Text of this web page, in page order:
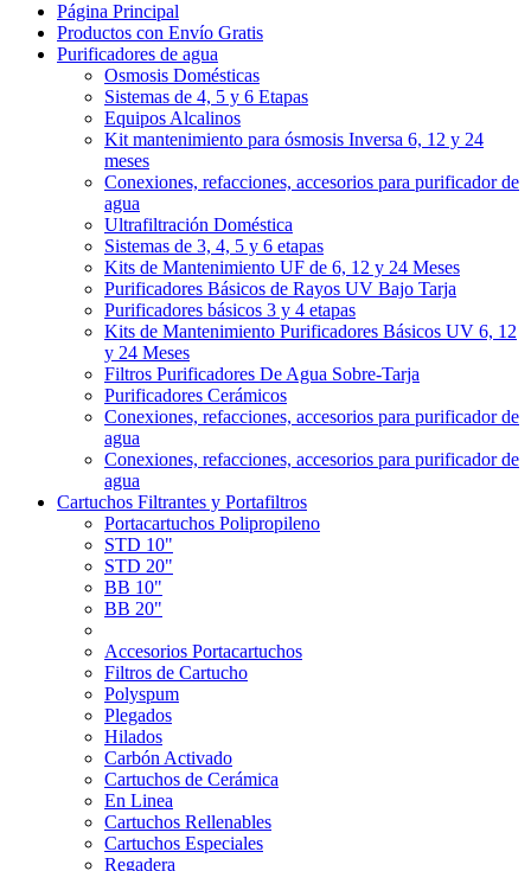
Página Principal
Productos con Envío Gratis
Purificadores de agua
Osmosis Domésticas
Sistemas de 4, 5 y 6 Etapas
Equipos Alcalinos
Kit mantenimiento para ósmosis Inversa 6, 12 y 24
meses
Conexiones, refacciones, accesorios para purificador de
agua
Ultrafiltración Doméstica
Sistemas de 3, 4, 5 y 6 etapas
Kits de Mantenimiento UF de 6, 12 y 24 Meses
Purificadores Básicos de Rayos UV Bajo Tarja
Purificadores básicos 3 y 4 etapas
Kits de Mantenimiento Purificadores Básicos UV 6, 12
y 24 Meses
Filtros Purificadores De Agua Sobre-Tarja
Purificadores Cerámicos
Conexiones, refacciones, accesorios para purificador de
agua
Conexiones, refacciones, accesorios para purificador de
agua
Cartuchos Filtrantes y Portafiltros
Portacartuchos Polipropileno
STD 10"
STD 20"
BB 10"
BB 20"
Accesorios Portacartuchos
Filtros de Cartucho
Polyspum
Plegados
Hilados
Carbón Activado
Cartuchos de Cerámica
En Linea
Cartuchos Rellenables
Cartuchos Especiales
Regadera